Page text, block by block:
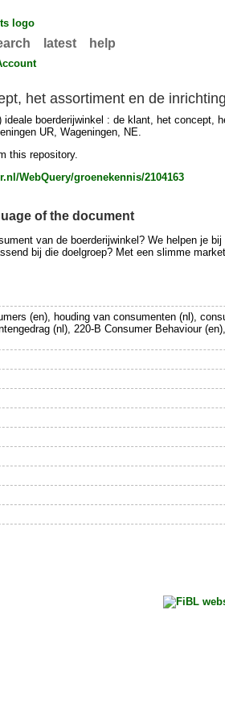
latest help
het assortiment en de inrichting
ideale boerderijwinkel : de klant, het concept,
UR, Wageningen, NE.
this repository.
WebQuery/groenekennis/2104163
of the document
van de boerderijwinkel? We helpen je
bij die doelgroep? Met een slimme
(en), houding van consumenten (nl),
(nl), 220-B Consumer Behaviour